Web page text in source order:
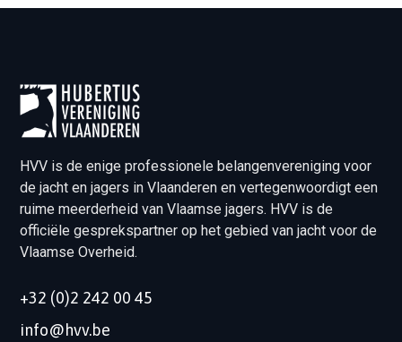
HVV is de enige professionele belangenvereniging voor
de jacht en jagers in Vlaanderen en vertegenwoordigt een
ruime meerderheid van Vlaamse jagers. HVV is de
officiële gesprekspartner op het gebied van jacht voor de
Vlaamse Overheid.
+32 (0)2 242 00 45
info@hvv.be